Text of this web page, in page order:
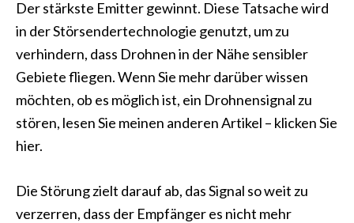
Der stärkste Emitter gewinnt. Diese Tatsache wird
in der Störsendertechnologie genutzt, um zu
verhindern, dass Drohnen in der Nähe sensibler
Gebiete fliegen. Wenn Sie mehr darüber wissen
möchten, ob es möglich ist, ein Drohnensignal zu
stören, lesen Sie meinen anderen Artikel – klicken Sie
hier.
Die Störung zielt darauf ab, das Signal so weit zu
verzerren, dass der Empfänger es nicht mehr